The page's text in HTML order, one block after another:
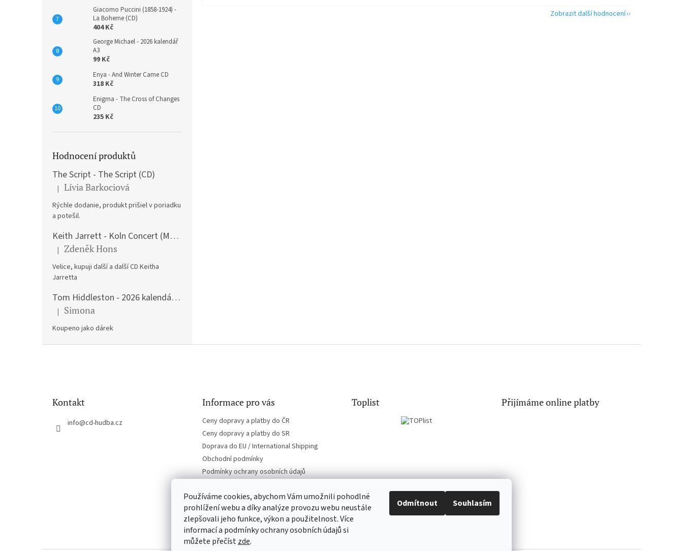
Používáme cookies, abychom Vám umožnili pohodlné
prohlížení webu a díky analýze provozu webu neustále
zlepšovali jeho funkce, výkon a použitelnost. Více
informací a podmínky ochrany osobních údajů si
můžete přečístzde.
Odmítnout Souhlasím
Giacomo Puccini (1858-1924) -
La Boheme (CD)
404 Kč
George Michael - 2026 kalendář
A3
99 Kč
Enya - And Winter Came CD
318 Kč
Enigma - The Cross of Changes
CD
235 Kč
Hodnocení produktů
The Script - The Script (CD)
Hodnocení produktu je 5 z 5 hvězdiček.
| Lívia Barkociová
Rýchle dodanie, produkt prišiel v poriadku
a potešil.
Keith Jarrett - Koln Concert (Music CD)
Hodnocení produktu je 5 z 5 hvězdiček.
| Zdeněk Hons
Velice, kupuji další a další CD Keitha
Jarretta
Tom Hiddleston - 2026 kalendář A3
Hodnocení produktu je 5 z 5 hvězdiček.
| Simona
Koupeno jako dárek
Zobrazit další hodnocení
Kontakt
info@cd-hudba.cz
Informace pro vás
Ceny dopravy a platby do ČR
Ceny dopravy a platby do SR
Doprava do EU / International Shipping
Obchodní podmínky
Podmínky ochrany osobních údajů
Toplist Přijímáme online platby
EN-filmy.cz CD-Soundtrack.cz